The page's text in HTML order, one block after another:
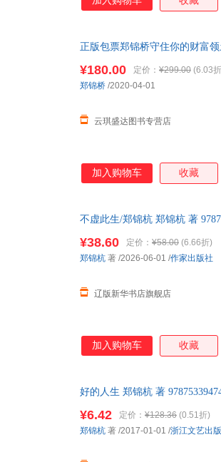
正版包票郑锦桥守住你的财富
¥180.00 定价： ¥299.00 (6.03
云琪盛达图书专营店
郑锦桥 /2020-04-01
加入购物车 收藏
不虚此生/郑锦杭 郑锦杭 著
¥38.60 定价： ¥58.00 (6.66折)
辽版新华书店旗舰店
郑锦杭 著 /2026-06-01 /作家出版社
加入购物车 收藏
好的人生 郑锦杭 著
¥6.42 定价： ¥128.36 (0.51折)
郑锦杭 著 /2017-01-01 /浙江文艺出